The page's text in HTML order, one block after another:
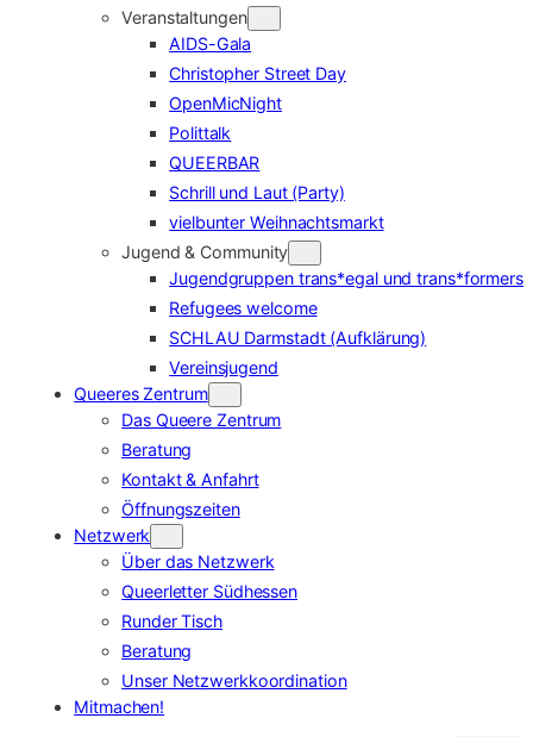
Veranstaltungen
AIDS-Gala
Christopher Street Day
OpenMicNight
Polittalk
QUEERBAR
Schrill und Laut (Party)
vielbunter Weihnachtsmarkt
Jugend & Community
Jugendgruppen trans*egal und trans*formers
Refugees welcome
SCHLAU Darmstadt (Aufklärung)
Vereinsjugend
Queeres Zentrum
Das Queere Zentrum
Beratung
Kontakt & Anfahrt
Öffnungszeiten
Netzwerk
Über das Netzwerk
Queerletter Südhessen
Runder Tisch
Beratung
Unser Netzwerkkoordination
Mitmachen!